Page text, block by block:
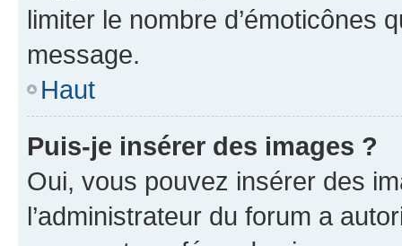
limiter le nombre d’émoticônes
message.
Haut
Puis-je insérer des images ?
Oui, vous pouvez insérer des
l’administrateur du forum a